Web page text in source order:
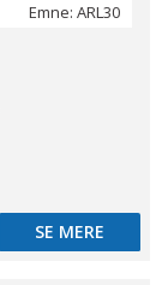
Emne: ARL30
SE MERE
SE MERE